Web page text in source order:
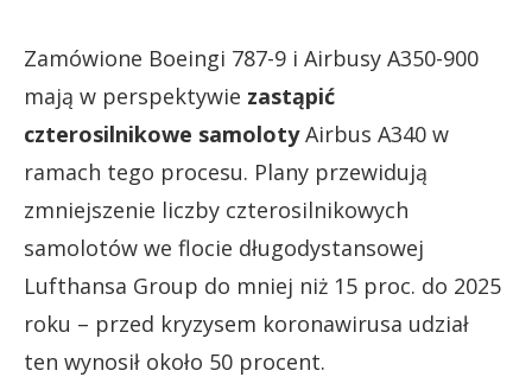
Zamówione Boeingi 787-9 i Airbusy A350-900
mają w perspektywie zastąpić
czterosilnikowe samolotyAirbus A340 w
ramach tego procesu. Plany przewidują
zmniejszenie liczby czterosilnikowych
samolotów we flocie długodystansowej
Lufthansa Group do mniej niż 15 proc. do 2025
roku – przed kryzysem koronawirusa udział
ten wynosił około 50 procent.